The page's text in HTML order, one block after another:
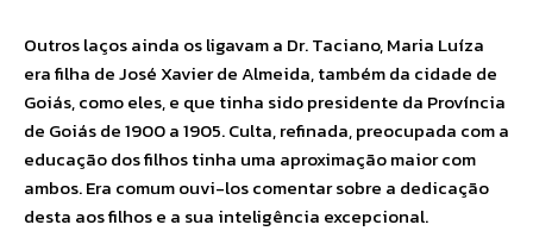
Outros laços ainda os ligavam a Dr. Taciano, Maria Luíza
era filha de José Xavier de Almeida, também da cidade de
Goiás, como eles, e que tinha sido presidente da Província
de Goiás de 1900 a 1905. Culta, refinada, preocupada com a
educação dos filhos tinha uma aproximação maior com
ambos. Era comum ouvi-los comentar sobre a dedicação
desta aos filhos e a sua inteligência excepcional.